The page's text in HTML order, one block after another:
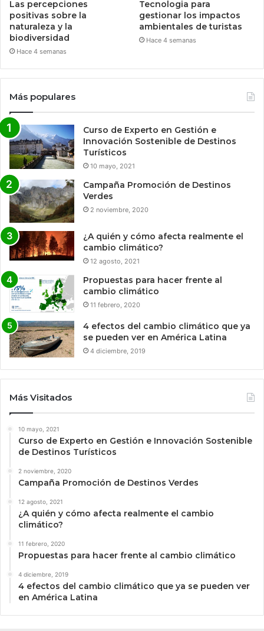
Las percepciones
positivas sobre la
naturaleza y la
biodiversidad
Hace 4 semanas
Tecnologia para
gestionar los impactos
ambientales de turistas
Hace 4 semanas
Más populares
Curso de Experto en Gestión e
Innovación Sostenible de Destinos
Turísticos
10 mayo, 2021
Campaña Promoción de Destinos
Verdes
2 noviembre, 2020
¿A quién y cómo afecta realmente el
cambio climático?
12 agosto, 2021
Propuestas para hacer frente al
cambio climático
11 febrero, 2020
4 efectos del cambio climático que ya
se pueden ver en América Latina
4 diciembre, 2019
Más Visitados
10 mayo, 2021
Curso de Experto en Gestión e Innovación Sostenible
de Destinos Turísticos
2 noviembre, 2020
Campaña Promoción de Destinos Verdes
12 agosto, 2021
¿A quién y cómo afecta realmente el cambio
climático?
11 febrero, 2020
Propuestas para hacer frente al cambio climático
4 diciembre, 2019
4 efectos del cambio climático que ya se pueden ver
en América Latina